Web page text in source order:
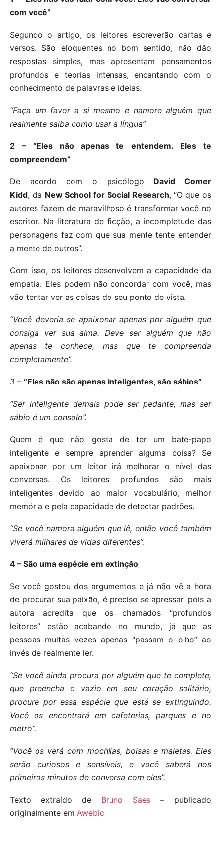
com você”
Segundo o artigo, os leitores escreverão cartas e
versos. São eloquentes no bom sentido, não dão
respostas simples, mas apresentam pensamentos
profundos e teorias intensas, encantando com o
conhecimento de palavras e ideias.
“Faça um favor a si mesmo e namore alguém que
realmente saiba como usar a língua”
2 – “Eles não apenas te entendem. Eles te
compreendem”
De acordo com o psicólogo David Comer
Kidd, da New School for Social Research, “O que os
autores fazem de maravilhoso é transformar você no
escritor. Na literatura de ficção, a incompletude das
personagens faz com que sua mente tente entender
a mente de outros”.
Com isso, os leitores desenvolvem a capacidade da
empatia. Eles podem não concordar com você, mas
vão tentar ver as coisas do seu ponto de vista.
“Você deveria se apaixonar apenas por alguém que
consiga ver sua alma. Deve ser alguém que não
apenas te conhece, mas que te compreenda
completamente”.
3 – “Eles não são apenas inteligentes, são sábios”
“Ser inteligente demais pode ser pedante, mas ser
sábio é um consolo”.
Quem é que não gosta de ter um bate-papo
inteligente e sempre aprender alguma coisa? Se
apaixonar por um leitor irá melhorar o nível das
conversas. Os leitores profundos são mais
inteligentes devido ao maior vocabulário, melhor
memória e pela capacidade de detectar padrões.
“Se você namora alguém que lê, então você também
viverá milhares de vidas diferentes”.
4 – São uma espécie em extinção
Se você gostou dos argumentos e já não vê a hora
de procurar sua paixão, é preciso se apressar, pois a
autora acredita que os chamados “profundos
leitores” estão acabando no mundo, já que as
pessoas muitas vezes apenas “passam o olho” ao
invés de realmente ler.
“Se você ainda procura por alguém que te complete,
que preencha o vazio em seu coração solitário,
procure por essa espécie que está se extinguindo.
Você os encontrará em cafeterias, parques e no
metrô”.
“Você os verá com mochilas, bolsas e maletas. Eles
serão curiosos e sensíveis, e você saberá nos
primeiros minutos de conversa com eles”.
Texto extraído de Bruno Saes – publicado
originalmente em Awebic